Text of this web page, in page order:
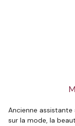
Ancienne
sur la mode, la